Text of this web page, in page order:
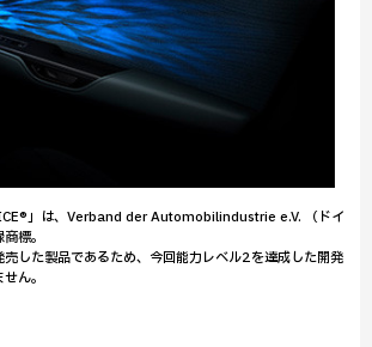
」は、Verband der Automobilindustrie e.V. （ドイ
標。
した製品であるため、今回能力レベル2を達成した開発
ん。